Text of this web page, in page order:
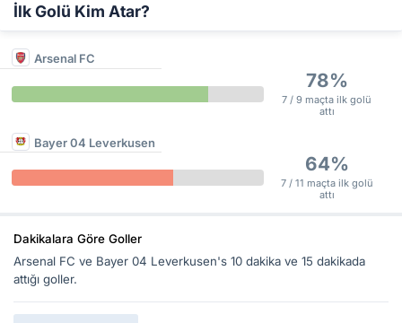
İlk Golü Kim Atar?
Arsenal FC
78%
7 / 9 maçta ilk golü
attı
Bayer 04 Leverkusen
64%
7 / 11 maçta ilk golü
attı
Dakikalara Göre Goller
Arsenal FC ve Bayer 04 Leverkusen's 10 dakika ve 15 dakikada
attığı goller.